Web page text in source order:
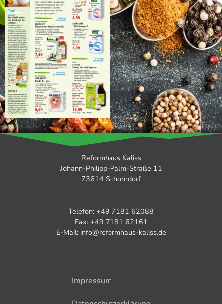
Reformhaus Kaliss
Johann-Philipp-Palm-Straße 11
73614 Schorndorf
Telefon: +49 7181 62088
Fax: +49 7181 62161
E-Mail: info@reformhaus-kaliss.de
Impressum